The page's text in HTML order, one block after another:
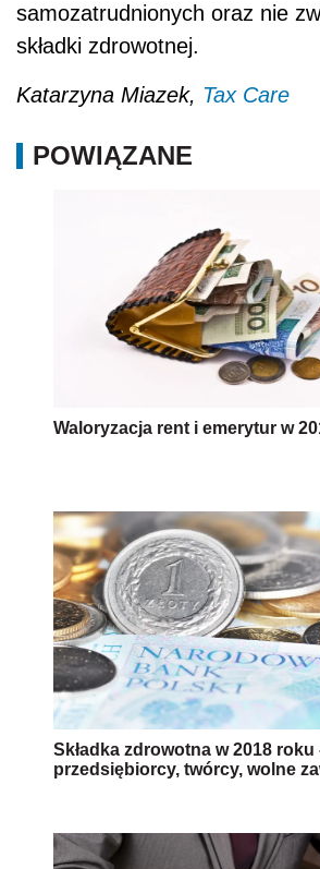
samozatrudnionych oraz nie
składki zdrowotnej.
Katarzyna Miazek, Tax Care
POWIĄZANE
Waloryzacja rent i emerytur w
Składka zdrowotna w 2018 roku
przedsiębiorcy, twórcy, wolne